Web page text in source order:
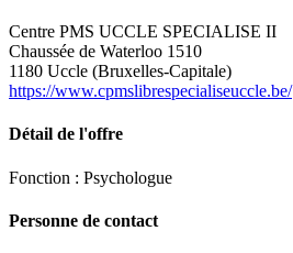
Centre PMS UCCLE SPECIALISE II
Chaussée de Waterloo 1510
1180 Uccle (Bruxelles-Capitale)
https://www.cpmslibrespecialiseuccle.be/
Détail de l'offre
Fonction : Psychologue
Personne de contact